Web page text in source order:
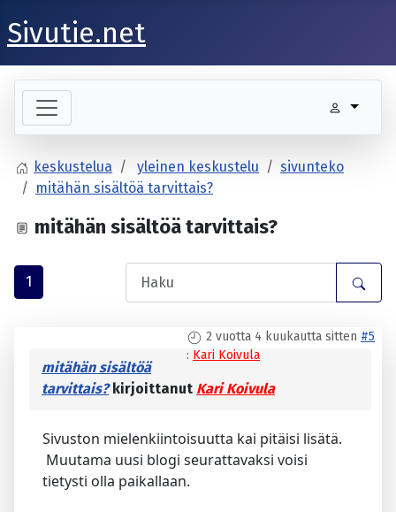
Sivutie.net
keskustelua yleinen keskustelu
sivunteko
mitähän sisältöä tarvittais?
mitähän sisältöä tarvittais?
1
2 vuotta 4 kuukautta sitten #5
: Kari Koivula
mitähän sisältöä
tarvittais?kirjoittanut Kari Koivula
Sivuston mielenkiintoisuutta kai pitäisi lisätä.
Muutama uusi blogi seurattavaksi voisi
tietysti olla paikallaan.